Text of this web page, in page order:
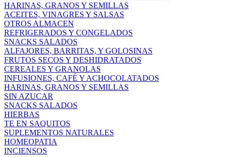
HARINAS, GRANOS Y SEMILLAS
ACEITES, VINAGRES Y SALSAS
OTROS ALMACEN
REFRIGERADOS Y CONGELADOS
SNACKS SALADOS
ALFAJORES, BARRITAS, Y GOLOSINAS
FRUTOS SECOS Y DESHIDRATADOS
CEREALES Y GRANOLAS
INFUSIONES, CAFÉ Y ACHOCOLATADOS
HARINAS, GRANOS Y SEMILLAS
SIN AZUCAR
SNACKS SALADOS
HIERBAS
TE EN SAQUITOS
SUPLEMENTOS NATURALES
HOMEOPATIA
INCIENSOS